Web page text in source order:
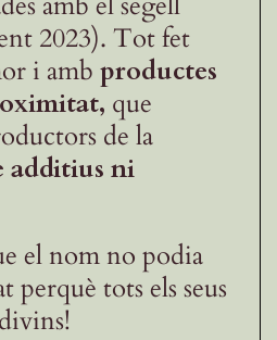
2023). Tot fet
i amb productes
que
de la
additius ni
el nom no podia
perquè tots els seus